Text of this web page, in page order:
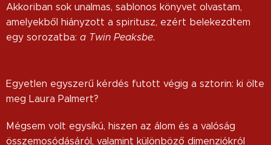
Akkoriban sok unalmas, sablonos könyvet olvastam,
amelyekből hiányzott a spiritusz, ezért belekezdtem
egy sorozatba: a Twin Peaksbe.
Egyetlen egyszerű kérdés futott végig a sztorin: ki ölte
meg Laura Palmert?
Mégsem volt egysíkú, hiszen az álom és a valóság
összemosódásáról, valamint különböző dimenziókról